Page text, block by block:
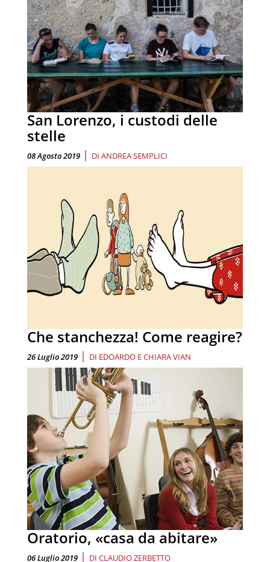
San Lorenzo, i custodi delle
stelle
08 Agosto 2019 | DI ANDREA SEMPLICI
Che stanchezza! Come reagire?
26 Luglio 2019 | DI EDOARDO E CHIARA VIAN
Oratorio, «casa da abitare»
06 Luglio 2019 | DI CLAUDIO ZERBETTO